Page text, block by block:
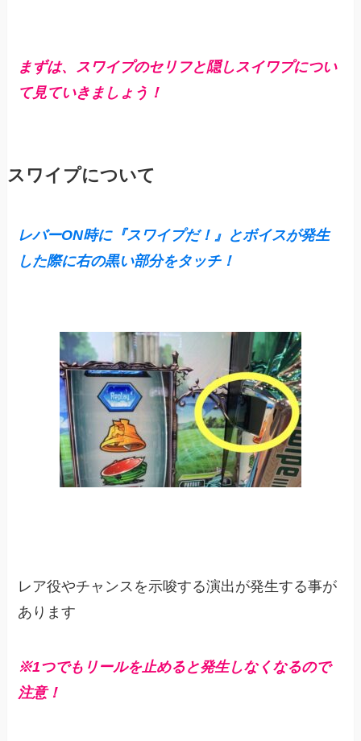
まずは、 スワイプのセリフと隠しスイワプについ
て見ていきましょう！
スワイプについて
レバーON時に『スワイプだ！』とボイスが発生
した際に右の黒い部分をタッチ！
レア役やチャンスを示唆する演出が発生する事が
あります
※1つでもリールを止めると発生しなくなるので
注意！